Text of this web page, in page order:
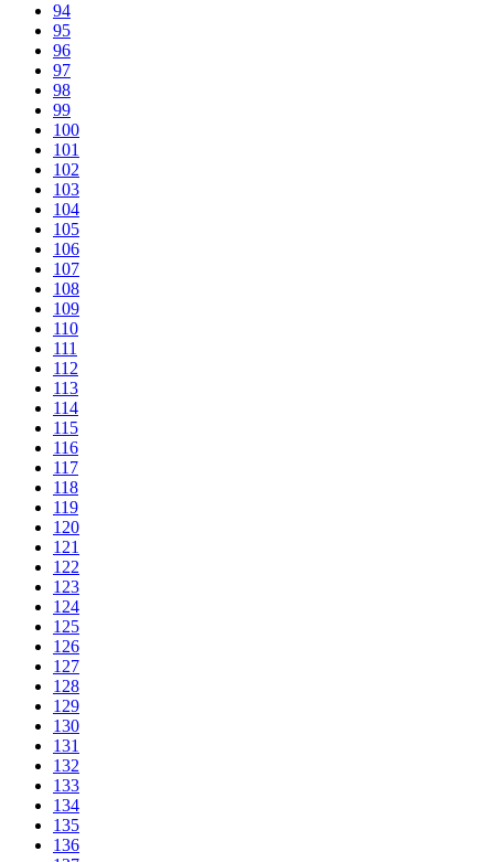
94
95
96
97
98
99
100
101
102
103
104
105
106
107
108
109
110
111
112
113
114
115
116
117
118
119
120
121
122
123
124
125
126
127
128
129
130
131
132
133
134
135
136